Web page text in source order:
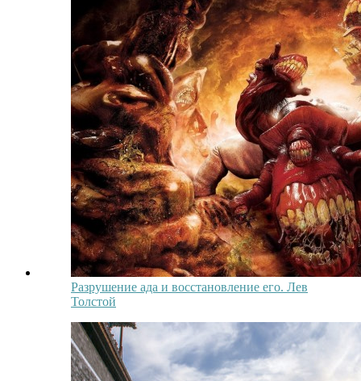
Разрушение ада и восстановление его. Лев
Толстой